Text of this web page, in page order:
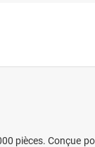
pièces.